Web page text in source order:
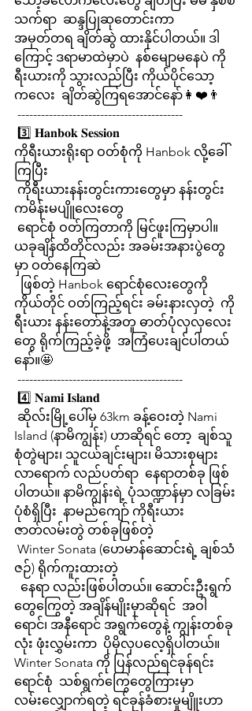
သက်ရာ  ဆန္ဒပြုဆုတောင်းကာ
အမှတ်တရ ချိတ်ဆွဲ ထားနိုင်ပါတယ်။ ဒါ
ကြောင့် ဒရာမာထဲမှာပဲ  နစ်မျောမနေပဲ ကို
ရီးယားကို သွားလည်ပြီး ကိုယ်ပိုင်သော့
ကလေး  ချိတ်ဆွဲကြရအောင်နော်👩❤️👨
------------------------------------------
3️⃣ 𝐇𝐚𝐧𝐛𝐨𝐤 𝐒𝐞𝐬𝐬𝐢𝐨𝐧
ကိုရီးယားရိုးရာ ဝတ်စုံကို Hanbok လို့ခေါ်
ကြပြီး
ကမိန်းမပျိူလေးတွေ
ရောင်စုံ ဝတ်ကြတာကို မြင်ဖူးကြမှာပါ။
ယခုချိန်ထိတိုင်လည်း အခမ်းအနားပွဲတွေ
မှာ ဝတ်နေကြဆဲ
ကိုယ်တိုင် ဝတ်ကြည့်ရင်း ခမ်းနားလှတဲ့  ကို
ရီးယား နန်းတော်နဲ့အတူ ဓာတ်ပုံလှလှလေး
တွေ ရိုက်ကြည့်ခဲ့ဖို့  အကြံပေးချင်ပါတယ်
နော်။🤩
------------------------------------------
4️⃣ 𝐍𝐚𝐦𝐢 𝐈𝐬𝐥𝐚𝐧𝐝
Island (နာမိကျွန်း) ဟာဆိုရင် တော့  ချစ်သူ
စုံတွဲများ၊ သူငယ်ချင်းများ၊ မိသားစုများ
လာရောက် လည်ပတ်ရာ  နေရာတစ်ခု ဖြစ်
ပါတယ်။ နာမိကျွန်းရဲ့ ပုံသဏ္ဍာန်မှာ လခြမ်း
ပုံစံရှိပြီး  နာမည်ကျော် ကိုရီးယား
ဇာတ်လမ်းတွဲ တစ်ခုဖြစ်တဲ့
ဇဉ်) ရိုက်ကူးထားတဲ့
တွေကြွေတဲ့ အချိန်မျိုးမှာဆိုရင်  အဝါ
ရောင်၊ အနီရောင် အရွက်တွေနဲ့ ကျွန်းတစ်ခု
လုံး ဖုံးလွှမ်းကာ  ပိုမိုလှပလေ့ရှိပါတယ်။
Winter Sonata ကို ပြန်လည်ရင်ခုန်ရင်း
ရောင်စုံ  သစ်ရွက်ကြွေတွေကြားမှာ
လမ်းလျှောက်ရတဲ့ ရင်ခုန်ခံစားမှုမျိူးဟာ